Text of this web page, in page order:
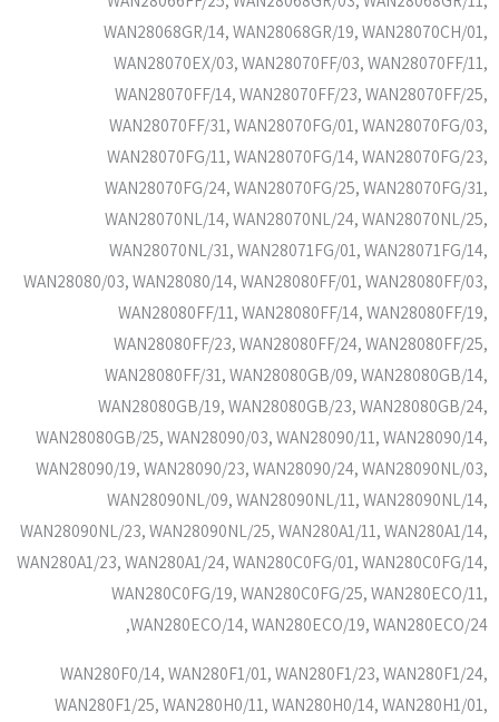
WAN28068GR/14, WAN28068GR/19, WAN28070CH/01,
WAN28070EX/03, WAN28070FF/03, WAN28070FF/11,
WAN28070FF/14, WAN28070FF/23, WAN28070FF/25,
WAN28070FF/31, WAN28070FG/01, WAN28070FG/03,
WAN28070FG/11, WAN28070FG/14, WAN28070FG/23,
WAN28070FG/24, WAN28070FG/25, WAN28070FG/31,
WAN28070NL/14, WAN28070NL/24, WAN28070NL/25,
WAN28070NL/31, WAN28071FG/01, WAN28071FG/14,
WAN28080/03, WAN28080/14, WAN28080FF/01, WAN28080FF/03,
WAN28080FF/11, WAN28080FF/14, WAN28080FF/19,
WAN28080FF/23, WAN28080FF/24, WAN28080FF/25,
WAN28080FF/31, WAN28080GB/09, WAN28080GB/14,
WAN28080GB/19, WAN28080GB/23, WAN28080GB/24,
WAN28080GB/25, WAN28090/03, WAN28090/11, WAN28090/14,
WAN28090/19, WAN28090/23, WAN28090/24, WAN28090NL/03,
WAN28090NL/09, WAN28090NL/11, WAN28090NL/14,
WAN28090NL/23, WAN28090NL/25, WAN280A1/11, WAN280A1/14,
WAN280A1/23, WAN280A1/24, WAN280C0FG/01, WAN280C0FG/14,
WAN280C0FG/19, WAN280C0FG/25, WAN280ECO/11,
WAN280ECO/14, WAN280ECO/19, WAN280ECO/24,
WAN280F0/14, WAN280F1/01, WAN280F1/23, WAN280F1/24,
WAN280F1/25, WAN280H0/11, WAN280H0/14, WAN280H1/01,